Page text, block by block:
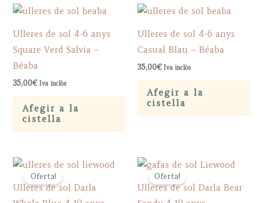
Ulleres de sol 4-6 anys
Square Verd Salvia –
Béaba
35,00€ Iva inclòs
Afegir a la
cistella
Ulleres de sol 4-6 anys
Casual Blau – Béaba
35,00€ Iva inclòs
Afegir a la
cistella
Oferta!
Ulleres de sol Darla
Oferta!
Ulleres de sol Darla Bear